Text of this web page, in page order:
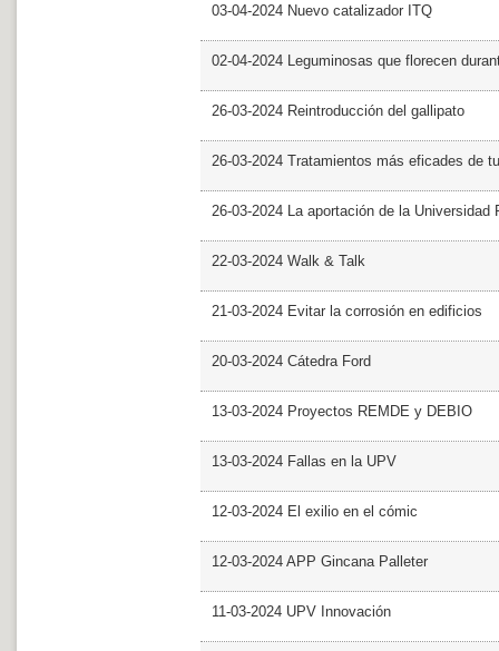
03-04-2024 Nuevo catalizador ITQ
02-04-2024 Leguminosas que florecen
26-03-2024 Reintroducción del gallipato
26-03-2024 Tratamientos más eficades de
26-03-2024 La aportación de la Universidad
22-03-2024 Walk & Talk
21-03-2024 Evitar la corrosión en edificios
20-03-2024 Cátedra Ford
13-03-2024 Proyectos REMDE y DEBIO
13-03-2024 Fallas en la UPV
12-03-2024 El exilio en el cómic
12-03-2024 APP Gincana Palleter
11-03-2024 UPV Innovación